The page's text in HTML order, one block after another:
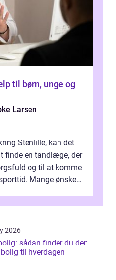
Larsen
Stenlille, kan det
finde en tandlæge, der
og til at komme
Mange ønsker
2026
sådan finder du den
bolig til hverdagen